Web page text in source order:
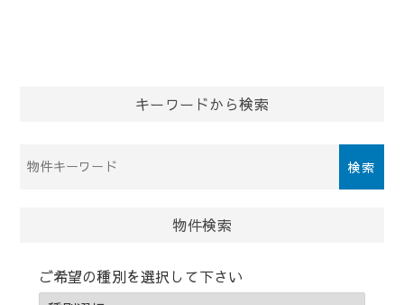
キーワードから検索
件
ワ
物件検索
ご希望の種別を選択して下さい